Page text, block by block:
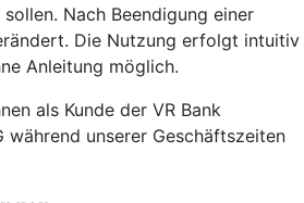
Nach Beendigung einer
Die Nutzung erfolgt intuitiv
Anleitung möglich.
als Kunde der VR Bank
während unserer Geschäftszeiten